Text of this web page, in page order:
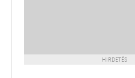
HIRDETÉS